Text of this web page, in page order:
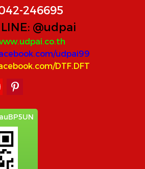
246695
@udpai
udpai99
DTF.DFT